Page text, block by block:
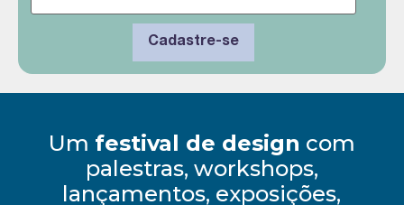
Um festival de design com
palestras, workshops,
lançamentos, exposições,